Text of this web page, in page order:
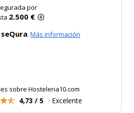
por
2.500 €
seQura.Más información
sobre Hosteleria10.com
4,73 / 5 · Excelente